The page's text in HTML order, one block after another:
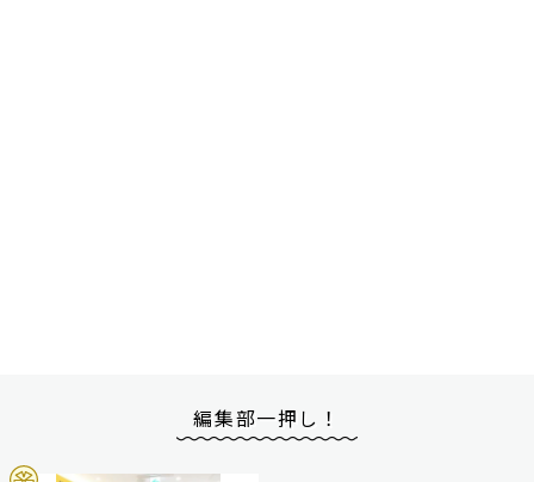
編集部一押し！